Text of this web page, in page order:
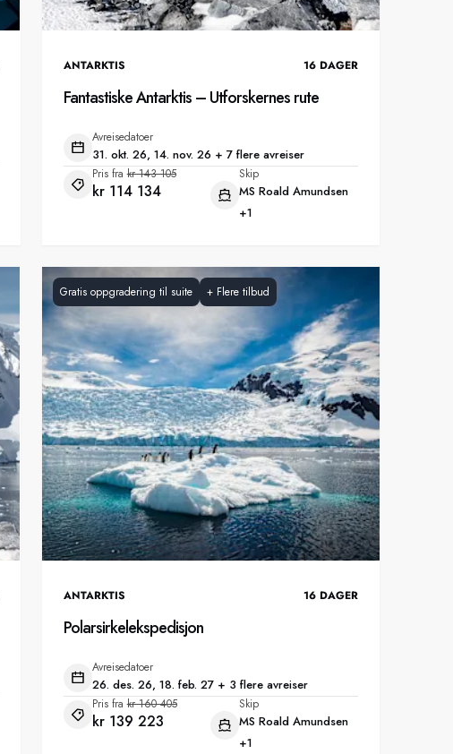
ANTARKTIS 16 DAGER
Fantastiske Antarktis – Utforskernes rute
Avreisedatoer
31. okt. 26, 14. nov. 26 + 7 flere avreiser
Pris fra kr 143 105
kr 114 134
Skip
MS Roald Amundsen
+1
Gratis oppgradering til suite + Flere tilbud
ANTARKTIS 16 DAGER
Polarsirkelekspedisjon
Avreisedatoer
26. des. 26, 18. feb. 27 + 3 flere avreiser
Pris fra kr 160 405
kr 139 223
Skip
MS Roald Amundsen
+1